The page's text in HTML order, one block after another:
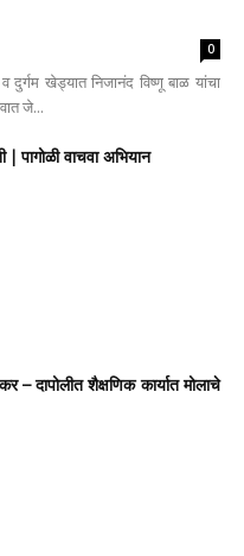
0
दुर्गम खेड्यात निजानंद विष्णू बाळ यांचा
जे...
| पागोळी वाचवा अभियान
– दापोलीत शैक्षणिक कार्यात मोलाचे